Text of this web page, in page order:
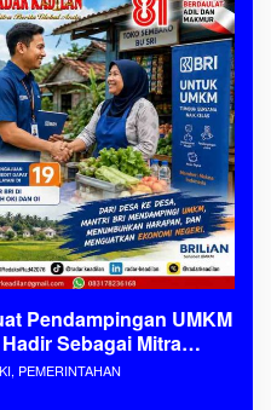
Pendampingan UMKM
Sebagai Mitra
PEMERINTAHAN